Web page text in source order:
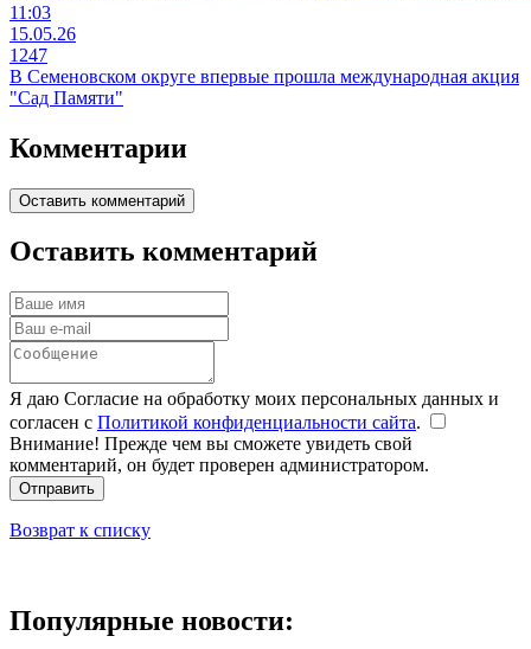
11:03
15.05.26
1247
В Семеновском округе впервые прошла международная акция
"Сад Памяти"
Комментарии
Оставить комментарий
Оставить комментарий
Я даю Согласие на обработку моих персональных данных и
согласен с Политикой конфиденциальности сайта.
Внимание! Прежде чем вы сможете увидеть свой
комментарий, он будет проверен администратором.
Отправить
Возврат к списку
Популярные новости: